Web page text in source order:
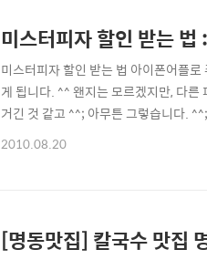
미스터피자 할인 받는
미스터피자 할인 받는 법 아이폰어플
게 됩니다. ^^ 왠지는 모르겠지만, 다른
거긴 것 같고 ^^; 아무튼 그렇습니다.
를 할인받는 방법은 SK멤버쉽으로 할
2010.08.20
[명동맛집] 칼국수 맛집